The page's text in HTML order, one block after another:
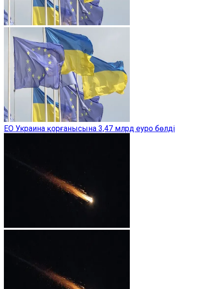
ЕО Украина қорғанысына 3,47 млрд еуро бөлді